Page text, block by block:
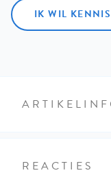
IK WIL
REACTIES